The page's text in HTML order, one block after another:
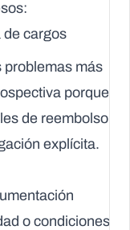
de cargos
problemas más
porque
de reembolso
explícita.
o condiciones